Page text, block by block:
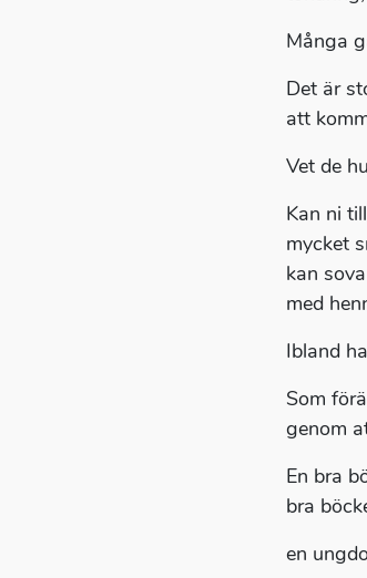
Många
Det är
att
Vet de
Kan ni
mycket
kan
med
Ibland
Som
genom
En bra
bra
en